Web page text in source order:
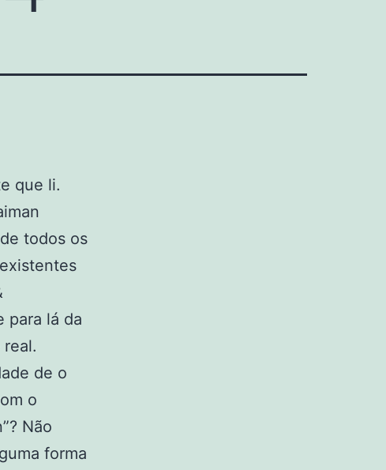
que li.
todos os
para lá da
de o
o
Não
forma